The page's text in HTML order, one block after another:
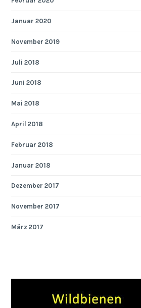
Januar 2020
November 2019
Juli 2018
Juni 2018
Mai 2018
April 2018
Februar 2018
Januar 2018
Dezember 2017
November 2017
März 2017